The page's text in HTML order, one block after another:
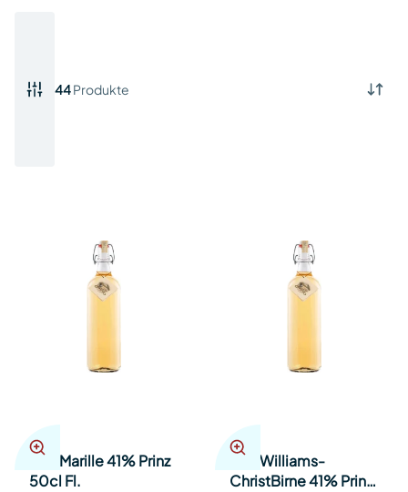
44Produkte
Alte Marille 41% Prinz
50cl Fl.
Alte Williams-
ChristBirne 41% Prinz